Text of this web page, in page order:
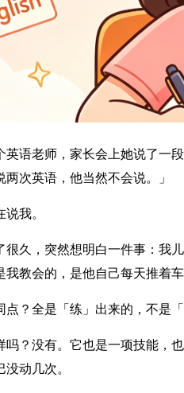
英语老师，家长会上她说了
次英语，他当然不会说。」
我。
很久，突然想明白一件事：我
教会的，是他自己每天推着
？全是「练」出来的，不是「
吗？没有。它也是一项技能，
动几次。